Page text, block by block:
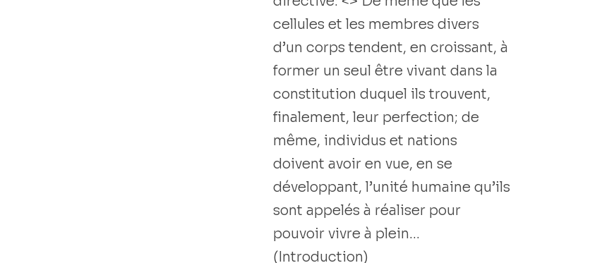
cellules et les membres divers
d’un corps tendent, en croissant, à
former un seul être vivant dans la
constitution duquel ils trouvent,
finalement, leur perfection; de
même, individus et nations
doivent avoir en vue, en se
développant, l’unité humaine qu’ils
sont appelés à réaliser pour
pouvoir vivre à plein…
(Introduction)